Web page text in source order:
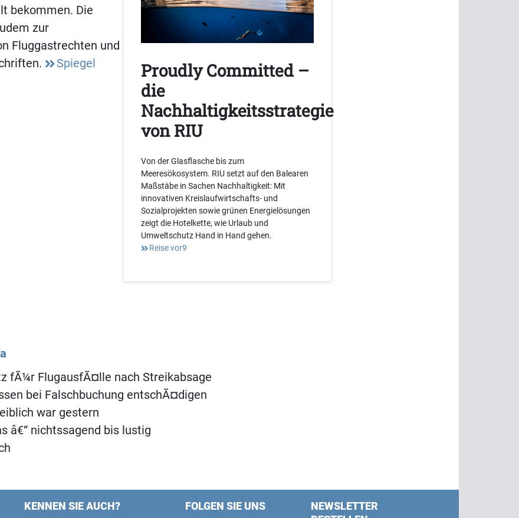
Proudly Committed –
die
Nachhaltigkeitsstrategie
von RIU
Von der Glasflasche bis zum
Meeresökosystem. RIU setzt auf den Balearen
Maßstäbe in Sachen Nachhaltigkeit: Mit
innovativen Kreislaufwirtschafts- und
Sozialprojekten sowie grünen Energielösungen
zeigt die Hotelkette, wie Urlaub und
Umweltschutz Hand in Hand gehen.
Reise vor9
bekommen. Die
zur
Fluggastrechten und
Spiegel
fÃ¼r FlugausfÃ¤lle nach Streikabsage
bei Falschbuchung entschÃ¤digen
war gestern
â€“ nichtssagend bis lustig
KENNEN SIE AUCH? FOLGEN SIE UNS
NEWSLETTER